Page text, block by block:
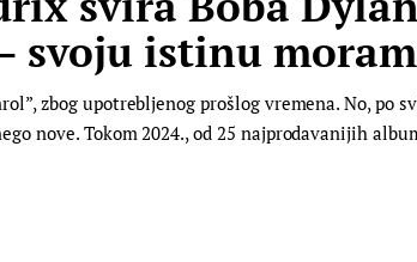
svoju istinu
zbog upotrebljenog prošlog vremena. No,
nove. Tokom 2024., od 25 najprodavanijih